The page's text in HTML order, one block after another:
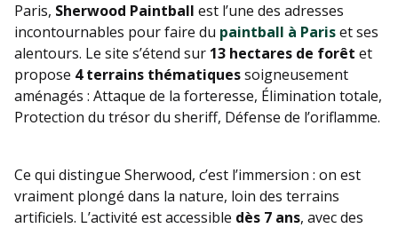
Paris, Sherwood Paintball est l’une des adresses
incontournables pour faire du paintball à Pariset ses
alentours. Le site s’étend sur 13 hectares de forêt et
propose 4 terrains thématiquessoigneusement
aménagés : Attaque de la forteresse, Élimination totale,
Protection du trésor du sheriff, Défense de l’oriflamme.
Ce qui distingue Sherwood, c’est l’immersion : on est
vraiment plongé dans la nature, loin des terrains
artificiels. L’activité est accessible dès 7 ans, avec des